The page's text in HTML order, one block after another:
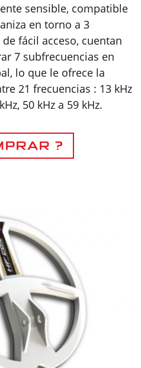
sensible, compatible
en torno a 3
fácil acceso, cuentan
7 subfrecuencias en
lo que le ofrece la
21 frecuencias : 13 kHz
50 kHz a 59 kHz.
?